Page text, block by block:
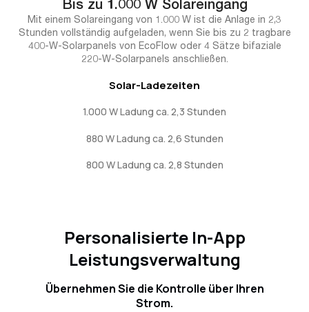
Bis zu 1.000 W Solareingang
Mit einem Solareingang von 1.000 W ist die Anlage in 2,3
Stunden vollständig aufgeladen, wenn Sie bis zu 2 tragbare
400-W-Solarpanels von EcoFlow oder 4 Sätze bifaziale
220-W-Solarpanels anschließen.
Solar-Ladezeiten
1.000 W Ladung ca. 2,3 Stunden
880 W Ladung ca. 2,6 Stunden
800 W Ladung ca. 2,8 Stunden
Personalisierte In-App
Leistungsverwaltung
Übernehmen Sie die Kontrolle über Ihren
Strom.